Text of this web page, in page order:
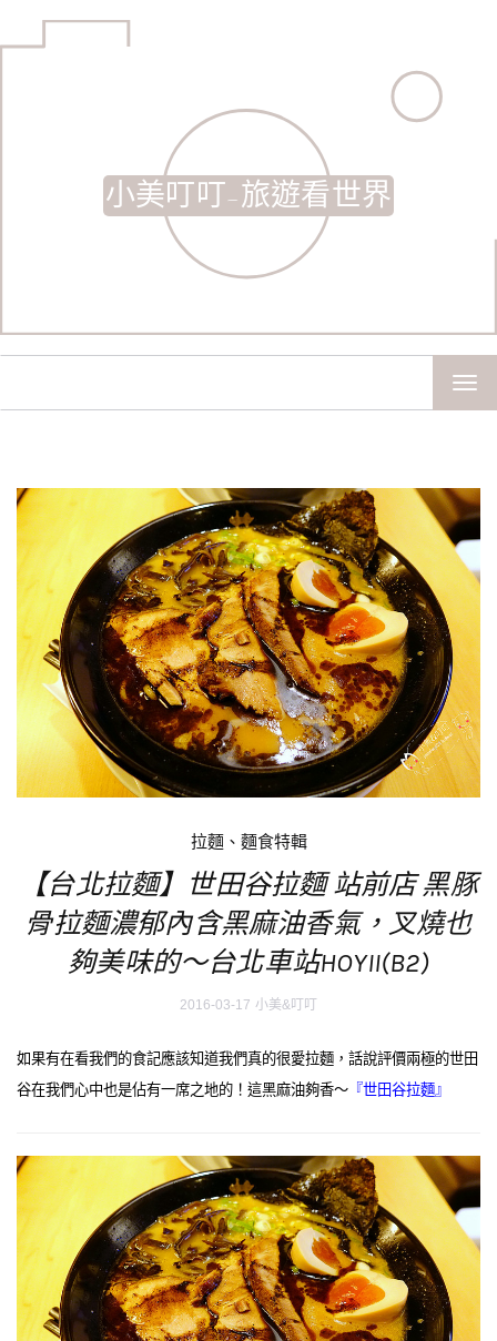
小美叮叮-旅遊看世界
拉麵、麵食特輯
【台北拉麵】世田谷拉麵 站前店 黑豚
骨拉麵濃郁內含黑麻油香氣，叉燒也
夠美味的～台北車站HOYII(B2)
2016-03-17 小美&叮叮
如果有在看我們的食記應該知道我們真的很愛拉麵，話說評價兩極的世田
谷在我們心中也是佔有一席之地的！這黑麻油夠香～ 『世田谷拉麵』